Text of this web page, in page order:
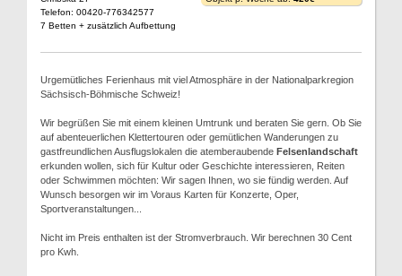
Telefon: 00420-776342577
7 Betten + zusätzlich Aufbettung
Urgemütliches Ferienhaus mit viel Atmosphäre in der Nationalparkregion
Sächsisch-Böhmische Schweiz!
Wir begrüßen Sie mit einem kleinen Umtrunk und beraten Sie gern. Ob Sie
auf abenteuerlichen Klettertouren oder gemütlichen Wanderungen zu
gastfreundlichen Ausflugslokalen die atemberaubende Felsenlandschaft
erkunden wollen, sich für Kultur oder Geschichte interessieren, Reiten
oder Schwimmen möchten: Wir sagen Ihnen, wo sie fündig werden. Auf
Wunsch besorgen wir im Voraus Karten für Konzerte, Oper,
Sportveranstaltungen...
Nicht im Preis enthalten ist der Stromverbrauch. Wir berechnen 30 Cent
pro Kwh.